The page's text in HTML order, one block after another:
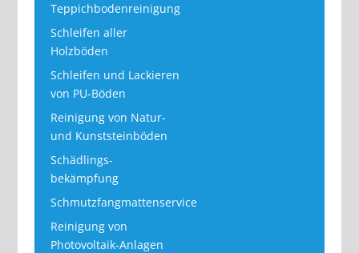
Teppichbodenreinigung
Schleifen aller
Holzböden
Schleifen und Lackieren
von PU-Böden
Reinigung von Natur-
und Kunststeinböden
Schädlings-
bekämpfung
Schmutzfangmattenservice
Reinigung von
Photovoltaik-Anlagen